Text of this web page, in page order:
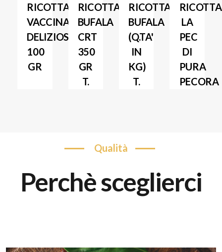
RICOTTA
VACCINA
DELIZIOSA
100
GR
RICOTTA
BUFALA
CRT
350
GR
T.
RICOTTA
BUFALA
(Q.TA'
IN
KG)
T.
RICOTTA
LA
PEC
DI
PURA
PECORA
qualità
perchè sceglierci